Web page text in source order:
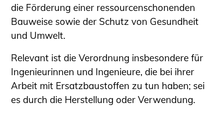
Geschützter Bereich
Informationen für Auftraggeber und
Verbraucher
Ingenieursuche (Mitglieder der IK-Bau
NRW)
Fachlisten
Bauherren-ABC
die Förderung einer ressourcenschonenden
Bauweise sowie der Schutz von Gesundheit
und Umwelt.
Relevant ist die Verordnung insbesondere für
Ingenieurinnen und Ingenieure, die bei ihrer
Arbeit mit Ersatzbaustoffen zu tun haben; sei
es durch die Herstellung oder Verwendung.